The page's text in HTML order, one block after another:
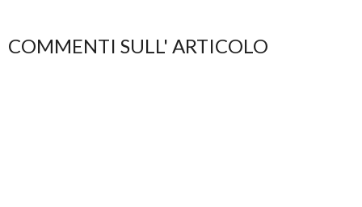
COMMENTI SULL' ARTICOLO